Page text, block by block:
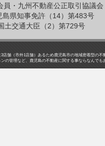
員・九州不動産公正取引協議会
県知事免許（14）第483号
土交通大臣（2）第729号
店舗（市外1店舗）あるため鹿児島市の地域密着型の
の管理など、鹿児島の不動産に関する事ならなんでも